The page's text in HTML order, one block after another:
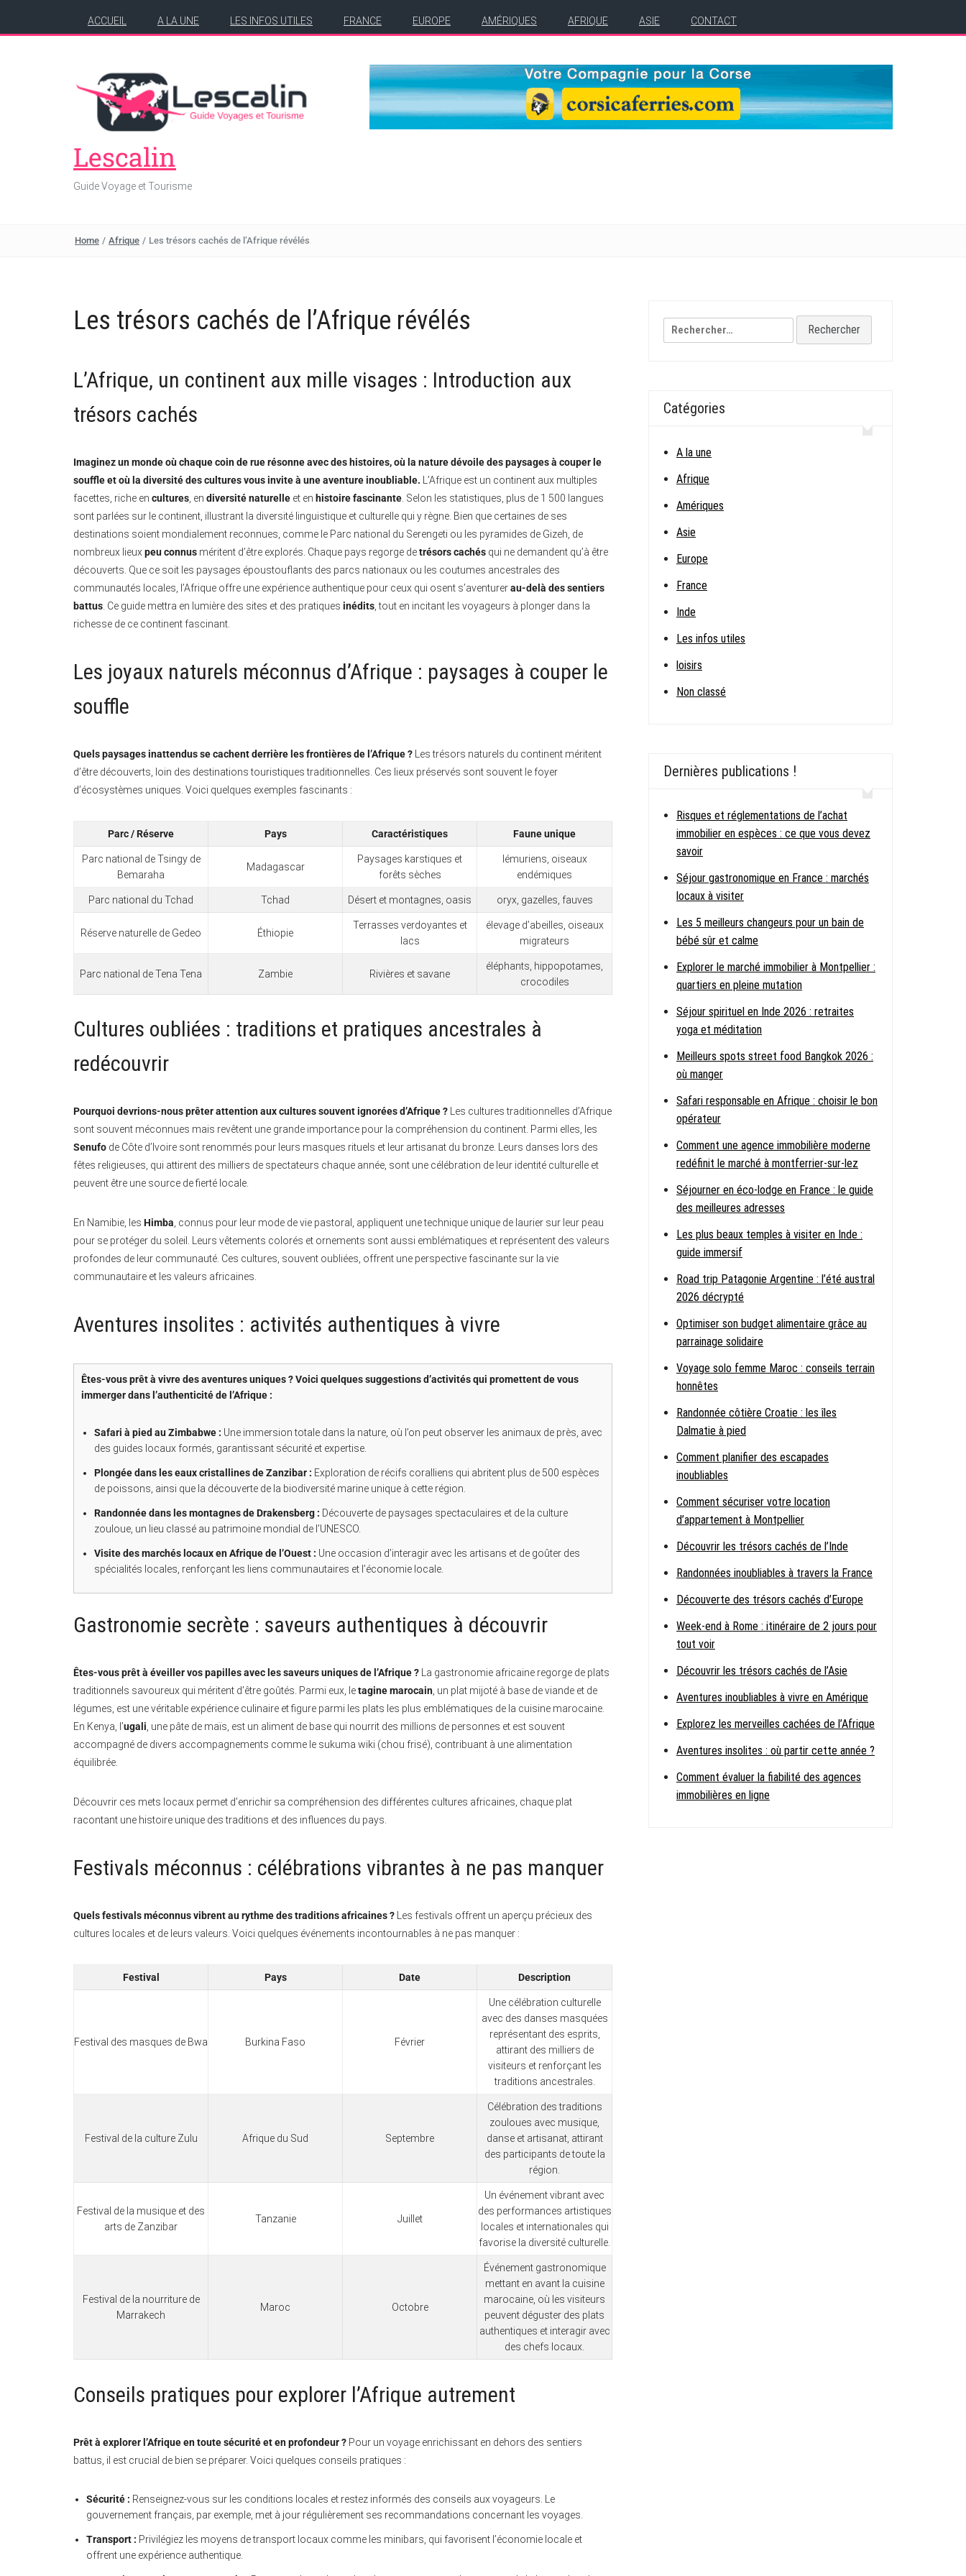
ACCUEIL A LA UNE LES INFOS UTILES FRANCE EUROPE AMÉRIQUES AFRIQUE ASIE CONTACT
Lescalin
Guide Voyage et Tourisme
Home / Afrique / Les trésors cachés de l’Afrique révélés
Les trésors cachés de l’Afrique révélés
L’Afrique, un continent aux mille visages : Introduction aux
trésors cachés
Imaginez un monde où chaque coin de rue résonne avec des histoires, où la nature dévoile des paysages à couper le
souffle et où la diversité des cultures vous invite à une aventure inoubliable. L’Afrique est un continent aux multiples
facettes, riche en cultures , en diversité naturelle et en histoire fascinante . Selon les statistiques, plus de 1 500 langues
sont parlées sur le continent, illustrant la diversité linguistique et culturelle qui y règne. Bien que certaines de ses
destinations soient mondialement reconnues, comme le Parc national du Serengeti ou les pyramides de Gizeh, de
nombreux lieux peu connus méritent d’être explorés. Chaque pays regorge detrésors cachés qui ne demandent qu’à être
découverts. Que ce soit les paysages époustouflants des parcs nationaux ou les coutumes ancestrales des
communautés locales, l’Afrique offre une expérience authentique pour ceux qui osent s’aventurerau-delà des sentiers
battus . Ce guide mettra en lumière des sites et des pratiques inédits , tout en incitant les voyageurs à plonger dans la
richesse de ce continent fascinant.
Les joyaux naturels méconnus d’Afrique : paysages à couper le
souffle
Quels paysages inattendus se cachent derrière les frontières de l’Afrique ? Les trésors naturels du continent méritent
d’être découverts, loin des destinations touristiques traditionnelles. Ces lieux préservés sont souvent le foyer
d’écosystèmes uniques. Voici quelques exemples fascinants :
Parc / Réserve Pays Caractéristiques Faune unique
Parc national de Tsingy de
Bemaraha
Madagascar
Paysages karstiques et
forêts sèches
lémuriens, oiseaux
endémiques
Parc national du Tchad Tchad Désert et montagnes, oasis oryx, gazelles, fauves
Réserve naturelle de Gedeo Éthiopie
Terrasses verdoyantes et
lacs
élevage d’abeilles, oiseaux
migrateurs
Parc national de Tena Tena Zambie Rivières et savane
éléphants, hippopotames,
crocodiles
Cultures oubliées : traditions et pratiques ancestrales à
redécouvrir
Pourquoi devrions-nous prêter attention aux cultures souvent ignorées d’Afrique ? Les cultures traditionnelles d’Afrique
sont souvent méconnues mais revêtent une grande importance pour la compréhension du continent. Parmi elles, les
Senufo de Côte d’Ivoire sont renommés pour leurs masques rituels et leur artisanat du bronze. Leurs danses lors des
fêtes religieuses, qui attirent des milliers de spectateurs chaque année, sont une célébration de leur identité culturelle et
peuvent être une source de fierté locale.
En Namibie, les Himba, connus pour leur mode de vie pastoral, appliquent une technique unique de laurier sur leur peau
pour se protéger du soleil. Leurs vêtements colorés et ornements sont aussi emblématiques et représentent des valeurs
profondes de leur communauté. Ces cultures, souvent oubliées, offrent une perspective fascinante sur la vie
communautaire et les valeurs africaines.
Aventures insolites : activités authentiques à vivre
Êtes-vous prêt à vivre des aventures uniques ? Voici quelques suggestions d’activités qui promettent de vous
immerger dans l’authenticité de l’Afrique :
Safari à pied au Zimbabwe : Une immersion totale dans la nature, où l’on peut observer les animaux de près, avec
des guides locaux formés, garantissant sécurité et expertise.
Plongée dans les eaux cristallines de Zanzibar : Exploration de récifs coralliens qui abritent plus de 500 espèces
de poissons, ainsi que la découverte de la biodiversité marine unique à cette région.
Randonnée dans les montagnes de Drakensberg : Découverte de paysages spectaculaires et de la culture
zouloue, un lieu classé au patrimoine mondial de l’UNESCO.
Visite des marchés locaux en Afrique de l’Ouest : Une occasion d’interagir avec les artisans et de goûter des
spécialités locales, renforçant les liens communautaires et l’économie locale.
Gastronomie secrète : saveurs authentiques à découvrir
Êtes-vous prêt à éveiller vos papilles avec les saveurs uniques de l’Afrique ? La gastronomie africaine regorge de plats
traditionnels savoureux qui méritent d’être goûtés. Parmi eux, letagine marocain, un plat mijoté à base de viande et de
légumes, est une véritable expérience culinaire et figure parmi les plats les plus emblématiques de la cuisine marocaine.
En Kenya, l’ugali, une pâte de maïs, est un aliment de base qui nourrit des millions de personnes et est souvent
accompagné de divers accompagnements comme le sukuma wiki (chou frisé), contribuant à une alimentation
équilibrée.
Découvrir ces mets locaux permet d’enrichir sa compréhension des différentes cultures africaines, chaque plat
racontant une histoire unique des traditions et des influences du pays.
Festivals méconnus : célébrations vibrantes à ne pas manquer
Quels festivals méconnus vibrent au rythme des traditions africaines ? Les festivals offrent un aperçu précieux des
cultures locales et de leurs valeurs. Voici quelques événements incontournables à ne pas manquer :
Festival Pays Date Description
Festival des masques de Bwa Burkina Faso Février
Une célébration culturelle
avec des danses masquées
représentant des esprits,
attirant des milliers de
visiteurs et renforçant les
traditions ancestrales.
Festival de la culture Zulu Afrique du Sud Septembre
Célébration des traditions
zouloues avec musique,
danse et artisanat, attirant
des participants de toute la
région.
Festival de la musique et des
arts de Zanzibar
Tanzanie Juillet
Un événement vibrant avec
des performances artistiques
locales et internationales qui
favorise la diversité culturelle.
Festival de la nourriture de
Marrakech
Maroc Octobre
Événement gastronomique
mettant en avant la cuisine
marocaine, où les visiteurs
peuvent déguster des plats
authentiques et interagir avec
des chefs locaux.
Conseils pratiques pour explorer l’Afrique autrement
Prêt à explorer l’Afrique en toute sécurité et en profondeur ? Pour un voyage enrichissant en dehors des sentiers
battus, il est crucial de bien se préparer. Voici quelques conseils pratiques :
Sécurité : Renseignez-vous sur les conditions locales et restez informés des conseils aux voyageurs. Le
gouvernement français, par exemple, met à jour régulièrement ses recommandations concernant les voyages.
Transport : Privilégiez les moyens de transport locaux comme les minibars, qui favorisent l’économie locale et
offrent une expérience authentique.
Rechercher :
Catégories
A la une
Afrique
Amériques
Asie
Europe
France
Inde
Les infos utiles
loisirs
Non classé
Dernières publications !
Risques et réglementations de l’achat
immobilier en espèces : ce que vous devez
savoir
Séjour gastronomique en France : marchés
locaux à visiter
Les 5 meilleurs changeurs pour un bain de
bébé sûr et calme
Explorer le marché immobilier à Montpellier :
quartiers en pleine mutation
Séjour spirituel en Inde 2026 : retraites
yoga et méditation
Meilleurs spots street food Bangkok 2026 :
où manger
Safari responsable en Afrique : choisir le bon
opérateur
Comment une agence immobilière moderne
redéfinit le marché à montferrier-sur-lez
Séjourner en éco-lodge en France : le guide
des meilleures adresses
Les plus beaux temples à visiter en Inde :
guide immersif
Road trip Patagonie Argentine : l’été austral
2026 décrypté
Optimiser son budget alimentaire grâce au
parrainage solidaire
Voyage solo femme Maroc : conseils terrain
honnêtes
Randonnée côtière Croatie : les îles
Dalmatie à pied
Comment planifier des escapades
inoubliables
Comment sécuriser votre location
d’appartement à Montpellier
Découvrir les trésors cachés de l’Inde
Randonnées inoubliables à travers la France
Découverte des trésors cachés d’Europe
Week-end à Rome : itinéraire de 2 jours pour
tout voir
Découvrir les trésors cachés de l’Asie
Aventures inoubliables à vivre en Amérique
Explorez les merveilles cachées de l’Afrique
Aventures insolites : où partir cette année ?
Comment évaluer la fiabilité des agences
immobilières en ligne